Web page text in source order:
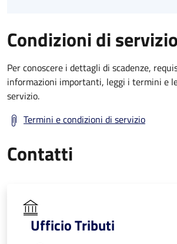
Condizioni di servizio
Per conoscere i dettagli di scadenze,
informazioni importanti, leggi i termini e
servizio.
Termini e condizioni di servizio
Contatti
Ufficio Tributi